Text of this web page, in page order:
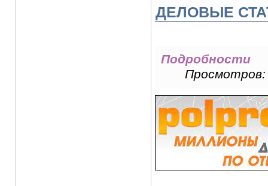
ДЕЛОВЫЕ
Подробности
Просмотров: